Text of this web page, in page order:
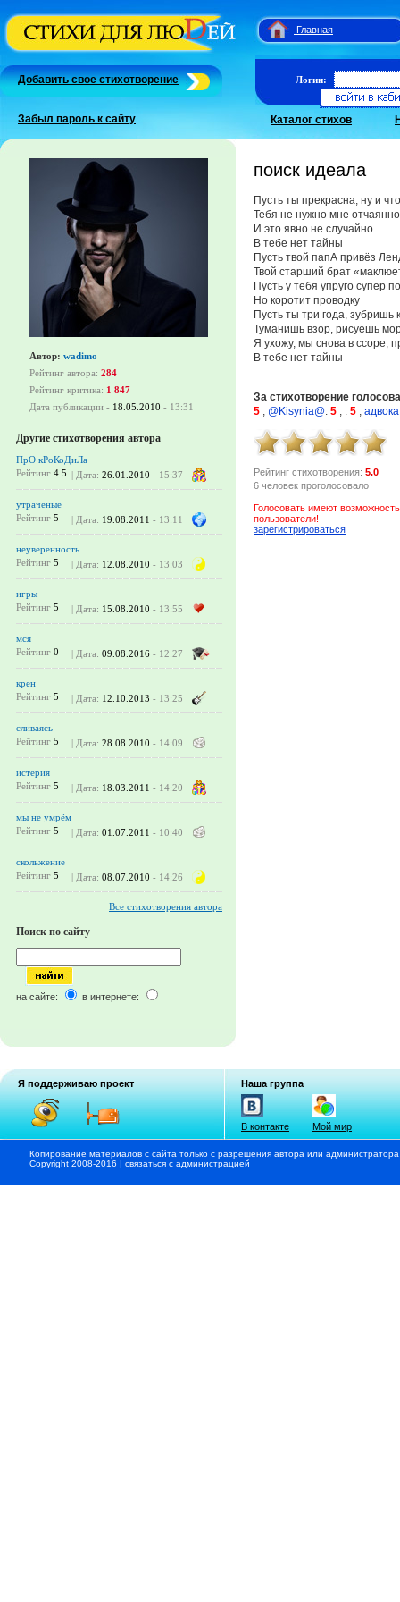
Главная
Добавить свое стихотворение
Забыл пароль к сайту
Логин:
Каталог стихов
Автор: wadimo
Рейтинг автора: 284
Рейтинг критика: 1 847
Дата публикации - 18.05.2010 - 13:31
Другие стихотворения автора
ПрО кРоКоДиЛа
Рейтинг 4.5 | Дата: 26.01.2010 - 15:37
утраченые
Рейтинг 5 | Дата: 19.08.2011 - 13:11
неуверенность
Рейтинг 5 | Дата: 12.08.2010 - 13:03
игры
Рейтинг 5 | Дата: 15.08.2010 - 13:55
мся
Рейтинг 0 | Дата: 09.08.2016 - 12:27
крен
Рейтинг 5 | Дата: 12.10.2013 - 13:25
сливаясь
Рейтинг 5 | Дата: 28.08.2010 - 14:09
истерия
Рейтинг 5 | Дата: 18.03.2011 - 14:20
мы не умрём
Рейтинг 5 | Дата: 01.07.2011 - 10:40
cкольжение
Рейтинг 5 | Дата: 08.07.2010 - 14:26
Все стихотворения автора
Поиск по сайту
на сайте: в интернете:
поиск идеала
Пусть ты прекрасна, ну и
Тебя не нужно мне отчаянно
И это явно не случайно
В тебе нет тайны
Пусть твой папА привёз
Твой старший брат
Пусть у тебя упруго супер
Но коротит проводку
Пусть ты три года, зубришь
Туманишь взор, рисуешь
Я ухожу, мы снова в ссоре,
В тебе нет тайны
За стихотворение
5 ; @Kisynia@: 5 ; : 5 ;
Рейтинг стихотворения: 5.0
6 человек проголосовало
Голосовать имеют
пользователи!
зарегистрироваться
Я поддерживаю проект Наша группа
В контакте Мой мир
Копирование материалов с сайта только с разрешения автора или
Copyright 2008-2016 | связаться с администрацией